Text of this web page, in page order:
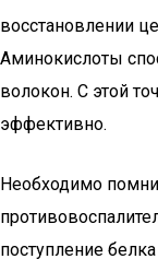
восстановлении
Аминокислоты
волокон. С этой
эффективно.
Необходимо
поступление